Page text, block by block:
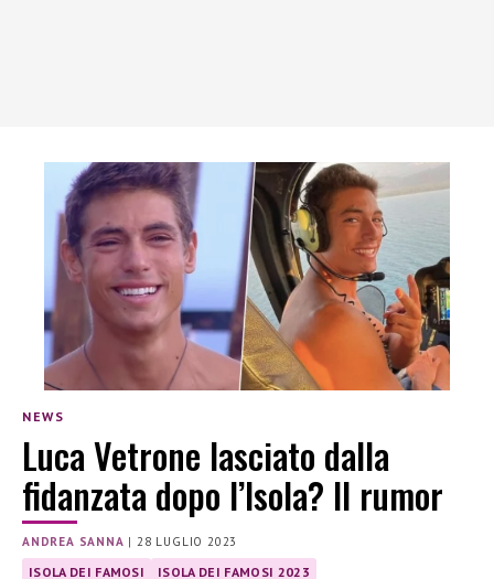
NEWS
Luca Vetrone lasciato dalla
fidanzata dopo l’Isola? Il rumor
ANDREA SANNA | 28 LUGLIO 2023
ISOLA DEI FAMOSI ISOLA DEI FAMOSI 2023